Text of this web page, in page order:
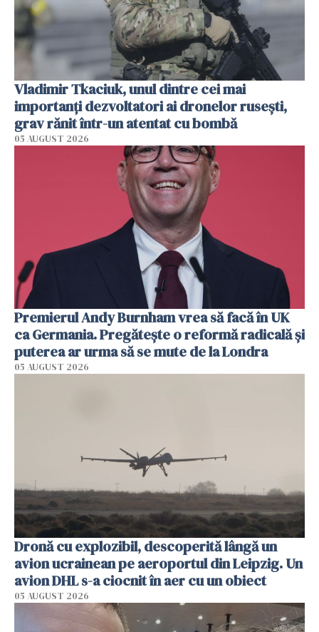
Vladimir Tkaciuk, unul dintre cei mai
importanți dezvoltatori ai dronelor rusești,
grav rănit într-un atentat cu bombă
05 AUGUST 2026
Premierul Andy Burnham vrea să facă în UK
ca Germania. Pregătește o reformă radicală și
puterea ar urma să se mute de la Londra
05 AUGUST 2026
Dronă cu explozibil, descoperită lângă un
avion ucrainean pe aeroportul din Leipzig. Un
avion DHL s-a ciocnit în aer cu un obiect
05 AUGUST 2026